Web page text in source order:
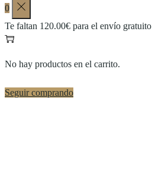
0
Te faltan 120.00€ para el envío gratuito
No hay productos en el carrito.
Seguir comprando